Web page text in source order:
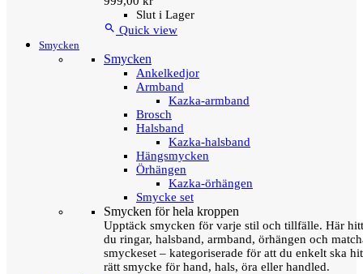
Slut i Lager
 Quick view
Smycken
Smycken
Ankelkedjor
Armband
Kazka-armband
Brosch
Halsband
Kazka-halsband
Hängsmycken
Örhängen
Kazka-örhängen
Smycke set
Smycken för hela kroppen
Upptäck smycken för varje stil och tillfälle. Här
du ringar, halsband, armband, örhängen och
smyckeset – kategoriserade för att du enkelt ska
rätt smycke för hand, hals, öra eller handled.